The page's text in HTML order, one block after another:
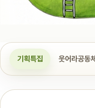
기획특집 웃어라공동체